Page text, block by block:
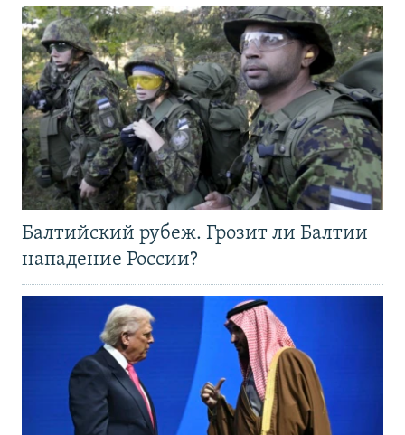
Балтийский рубеж. Грозит ли Балтии
нападение России?